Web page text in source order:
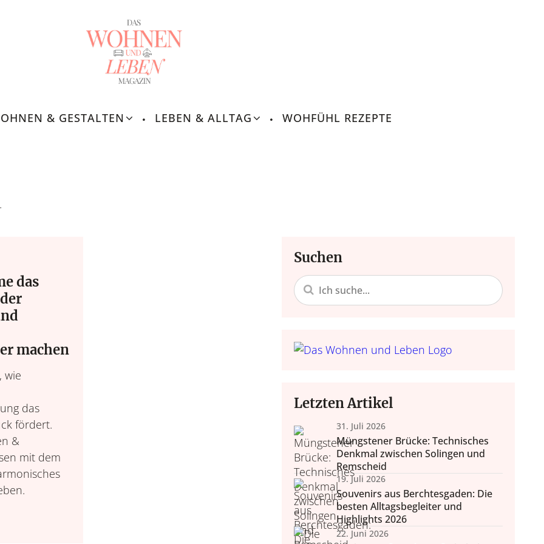
& GESTALTEN LEBEN & ALLTAG WOHFÜHL REZEPTE
das
machen
wie
das
fördert.
&
mit dem
Suchen
Letzten Artikel
31. Juli 2026
Müngstener Brücke: Technisches
Denkmal zwischen Solingen und
Remscheid
19. Juli 2026
Souvenirs aus Berchtesgaden: Die
besten Alltagsbegleiter und
Highlights 2026
22. Juni 2026